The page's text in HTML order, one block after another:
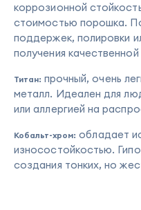
коррозионной
стоимостью порошка.
поддержек, полировки
получения
Титан: прочный, очень
металл. Идеален для
или аллергией на
Кобальт-хром: обладает
износостойкостью.
создания тонких, но